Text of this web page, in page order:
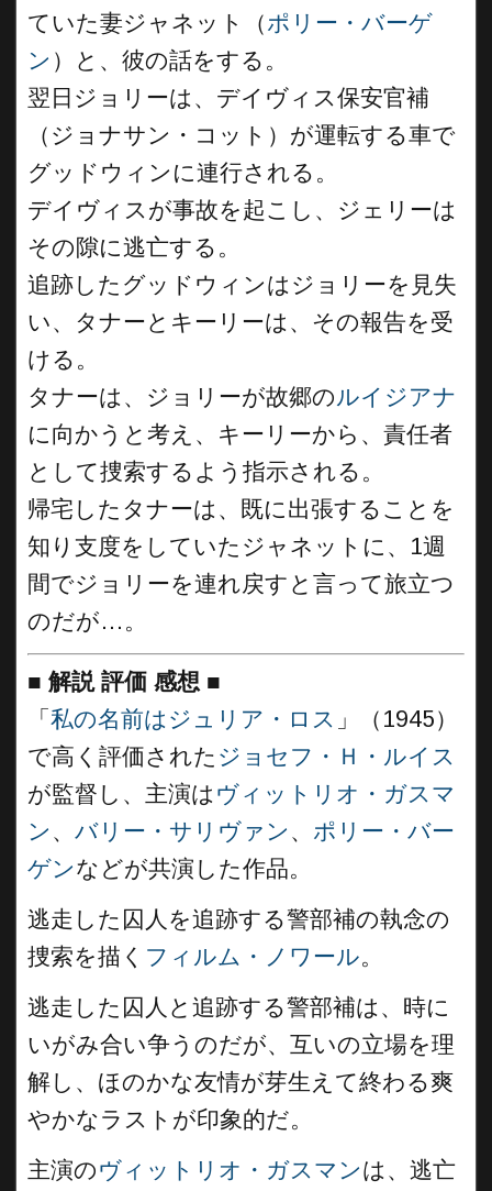
ていた妻ジャネット（ポリー・バーゲ
ン ）と、彼の話をする。
翌日ジョリーは、デイヴィス保安官補
（ジョナサン・コット）が運転する車で
グッドウィンに連行される。
デイヴィスが事故を起こし、ジェリーは
その隙に逃亡する。
追跡したグッドウィンはジョリーを見失
い、タナーとキーリーは、その報告を受
ける。
タナーは、ジョリーが故郷のルイジアナ
に向かうと考え、キーリーから、責任者
として捜索するよう指示される。
帰宅したタナーは、既に出張することを
知り支度をしていたジャネットに、1週
間でジョリーを連れ戻すと言って旅立つ
のだが…。
■ 解説 評価 感想 ■
「 私の名前はジュリア・ロス 」（1945）
で高く評価された ジョセフ・Ｈ・ルイス
が監督し、主演はヴィットリオ・ガスマ
ン 、 バリー・サリヴァン 、 ポリー・バー
ゲンなどが共演した作品。
逃走した囚人を追跡する警部補の執念の
捜索を描く フィルム・ノワール。
逃走した囚人と追跡する警部補は、時に
いがみ合い争うのだが、互いの立場を理
解し、ほのかな友情が芽生えて終わる爽
やかなラストが印象的だ。
主演のヴィットリオ・ガスマンは、逃亡